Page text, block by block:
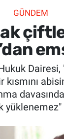
GÜNDEM
Dairesi,
yüklenemez"